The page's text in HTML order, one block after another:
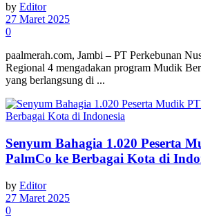
by Editor
27 Maret 2025
0
paalmerah.com, Jambi – PT Perkebunan
Regional 4 mengadakan program Mudik
yang berlangsung di ...
Senyum Bahagia 1.020 Peserta
PalmCo ke Berbagai Kota di
by Editor
27 Maret 2025
0